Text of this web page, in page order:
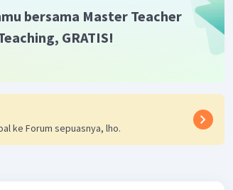
bersama Master Teacher
GRATIS!
ke Forum sepuasnya, lho.